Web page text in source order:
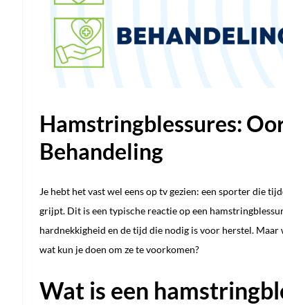
Hamstringblessures:
Behandeling
Je hebt het vast wel eens op tv gezien: een sporter die
grijpt. Dit is een typische reactie op een
hardnekkigheid en de tijd die nodig is voor herstel. Maar
wat kun je doen om ze te voorkomen?
Wat is een